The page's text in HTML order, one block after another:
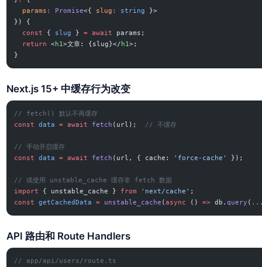
  params
: Promise<{ slug : string
}>
}) {
  const
{ slug } = await
params;
  return
<h1>文章: {slug}</ h1>;
}
Next.js 15+ 中缓存行为改变
// fetch() 默认不再缓存
const
data = await fetch (url); // 不缓存
// 手动开启缓存
const
data = await fetch (url, { cache: 'force-cache' });
// 或使用 unstable_cache 缓存非 fetch 数据
import
{ unstable_cache } from 'next/cache' ;
const
getCachedData = unstable_cache (async () => db.query (
API 路由和 Route Handlers
// app/api/users/route.ts